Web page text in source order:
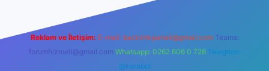
Reklam ve İletişim: E-mail: backlinkpaneli@gmail.com Teams:
forumhizmeti@gmail.com Whatsapp: 0262 606 0 726 Telegram:
@karabul